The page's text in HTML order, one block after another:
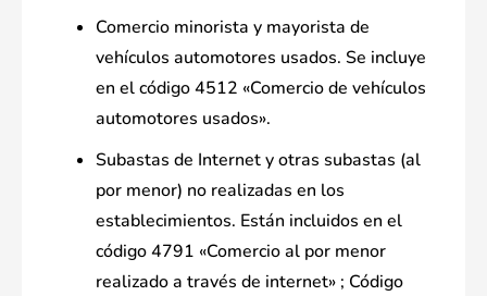
Comercio minorista y mayorista de
vehículos automotores usados. Se incluye
en el código 4512 «Comercio de vehículos
automotores usados».
Subastas de Internet y otras subastas (al
por menor) no realizadas en los
establecimientos. Están incluidos en el
código 4791 «Comercio al por menor
realizado a través de internet» ; Código